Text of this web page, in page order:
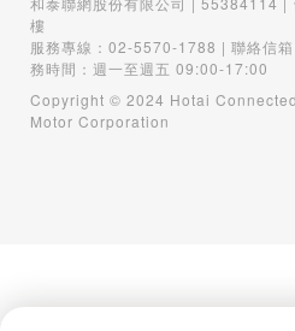
樓
服務專線： 02-5570-1788 | 聯絡信箱
務時間：週一至週五 09:00-17:00
Copyright © 2024 Hotai
Motor Corporation